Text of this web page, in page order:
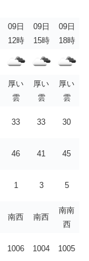
09日
12時
09日
15時
09日
18時
厚い
雲
厚い
雲
厚い
雲
33 33 30
46 41 45
1 3 5
南西 南西
南南
西
1006 1004 1005